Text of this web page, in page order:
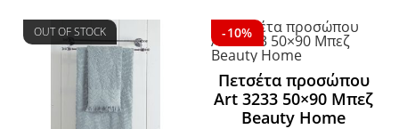
OUT OF STOCK -10%
Πετσέτα προσώπου
Art 3233 50×90 Μπεζ
Beauty Home